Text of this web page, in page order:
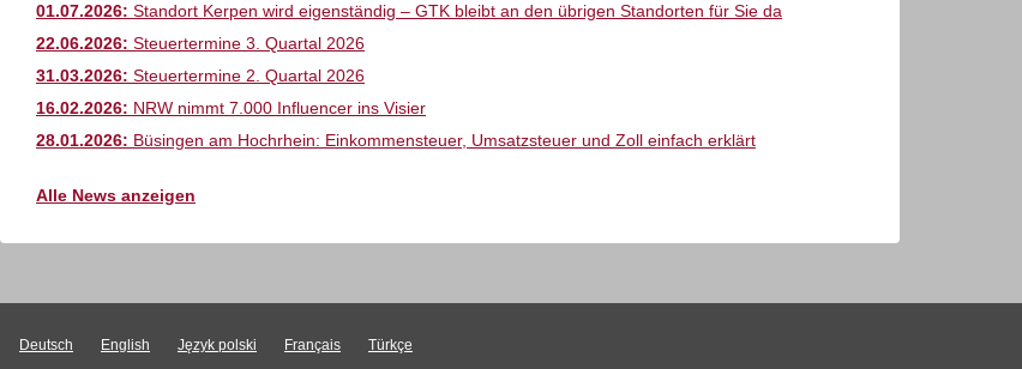
01.07.2026: Standort Kerpen wird eigenständig – GTK bleibt an den übrigen Standorten für Sie da
22.06.2026: Steuertermine 3. Quartal 2026
31.03.2026: Steuertermine 2. Quartal 2026
16.02.2026: NRW nimmt 7.000 Influencer ins Visier
28.01.2026: Büsingen am Hochrhein: Einkommensteuer, Umsatzsteuer und Zoll einfach erklärt
Alle News anzeigen
Deutsch English Język polski Français Türkçe